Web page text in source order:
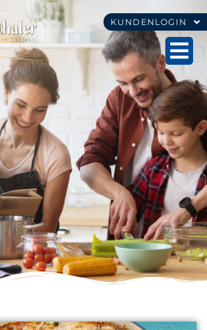
KUNDENLOGIN